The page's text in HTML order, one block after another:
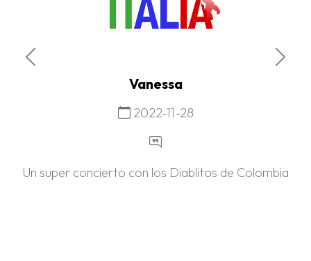
Vanessa
2022-11-28
Un super concierto con los Diablitos de Colombia
Previous Next